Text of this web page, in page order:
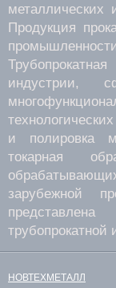
металлических
Продукция
индустрии,
и полировка
токарная
зарубежной
НОВТЕХМЕТАЛЛ